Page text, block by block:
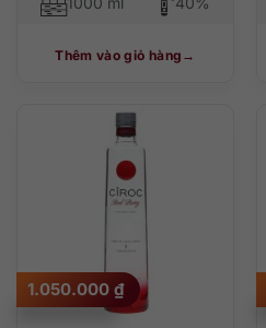
Thêm vào giỏ hàng
1.050.000 ₫